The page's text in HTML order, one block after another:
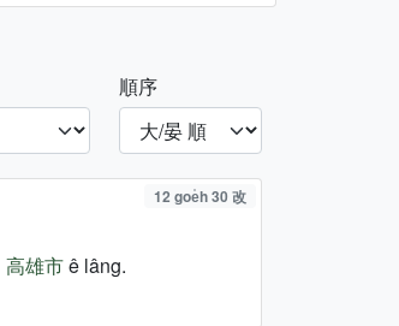
順序
12 goe̍h 30 改
高雄市ê lâng.